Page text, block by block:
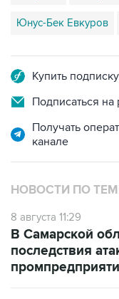
Юнус-Бек Евкуров
Купить
Подписаться на
Получать
канале
НОВОСТИ ПО
8 августа 11:29
В Самарской
последствия